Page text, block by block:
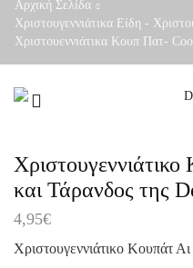
Αρχική Σελίδα
Χριστουγεννιάτικα Είδη -
Χριστουεννιάτικα Κουπ Πατ-
και Τάρανδος της
4,95€
Χριστουγεννιάτικο Κουπάτ